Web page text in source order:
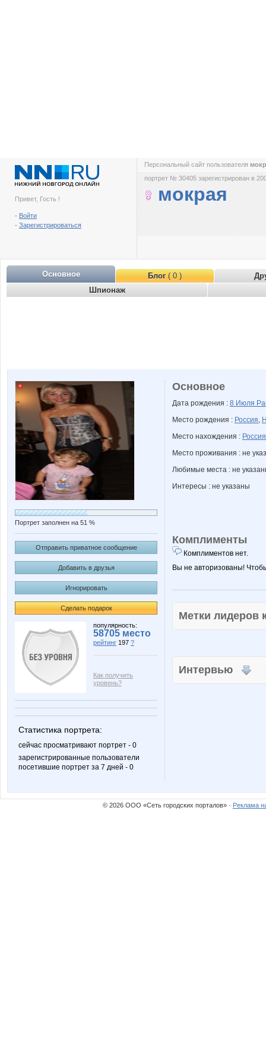
Привет, Гость !
- Войти
- Зарегистрироваться
Персональный сайт пользователя
портрет № 30405 зарегистрирован в
мокрая
Основное Блог( 0 )
Шпионаж
Портрет заполнен на 51 %
Отправить приватное сообщение
Добавить в друзья
Игнорировать
Сделать подарок
популярность:
58705 место
рейтинг 197 ?
Как получить
уровень?
Статистика портрета:
сейчас просматривают портрет - 0
зарегистрированные пользователи
посетившие портрет за 7 дней - 0
Основное
Дата рождения : 8 Июля
Место рождения : Россия,
Место нахождения : Россия
Место проживания : не
Любимые места : не
Интересы : не указаны
Комплименты
Комплиментов нет.
Вы не авторизованы!
Метки
Интервью
© 2026 ООО «Сеть городских порталов» · Реклама